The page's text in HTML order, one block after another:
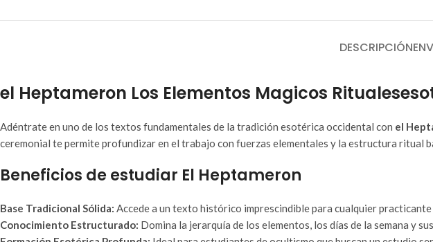
DESCRIPCIÓN
el Heptameron Los Elementos Magicos
Adéntrate en uno de los textos fundamentales de la tradición esotérica occidental con el
ceremonial te permite profundizar en el trabajo con fuerzas elementales y la estructura ritual
Beneficios de estudiar El Heptameron
Base Tradicional Sólida: Accede a un texto histórico imprescindible para cualquier
Conocimiento Estructurado: Domina la jerarquía de los elementos, los días de la semana y